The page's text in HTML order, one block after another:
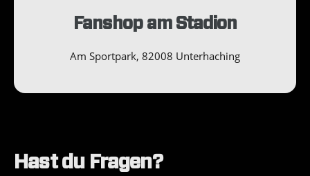
Fanshop am Stadion
Am Sportpark, 82008 Unterhaching
Hast du Fragen?